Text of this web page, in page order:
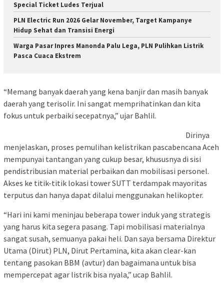
Special Ticket Ludes Terjual
PLN Electric Run 2026 Gelar November, Target Kampanye
Hidup Sehat dan Transisi Energi
Warga Pasar Inpres Manonda Palu Lega, PLN Pulihkan Listrik
Pasca Cuaca Ekstrem
“Memang banyak daerah yang kena banjir dan masih banyak
daerah yang terisolir. Ini sangat memprihatinkan dan kita
fokus untuk perbaiki secepatnya,” ujar Bahlil.
Dirinya
menjelaskan, proses pemulihan kelistrikan pascabencana Aceh
mempunyai tantangan yang cukup besar, khususnya di sisi
pendistribusian material perbaikan dan mobilisasi personel.
Akses ke titik-titik lokasi tower SUTT terdampak mayoritas
terputus dan hanya dapat dilalui menggunakan helikopter.
“Hari ini kami meninjau beberapa tower induk yang strategis
yang harus kita segera pasang. Tapi mobilisasi materialnya
sangat susah, semuanya pakai heli. Dan saya bersama Direktur
Utama (Dirut) PLN, Dirut Pertamina, kita akan clear-kan
tentang pasokan BBM (avtur) dan bagaimana untuk bisa
mempercepat agar listrik bisa nyala,” ucap Bahlil.